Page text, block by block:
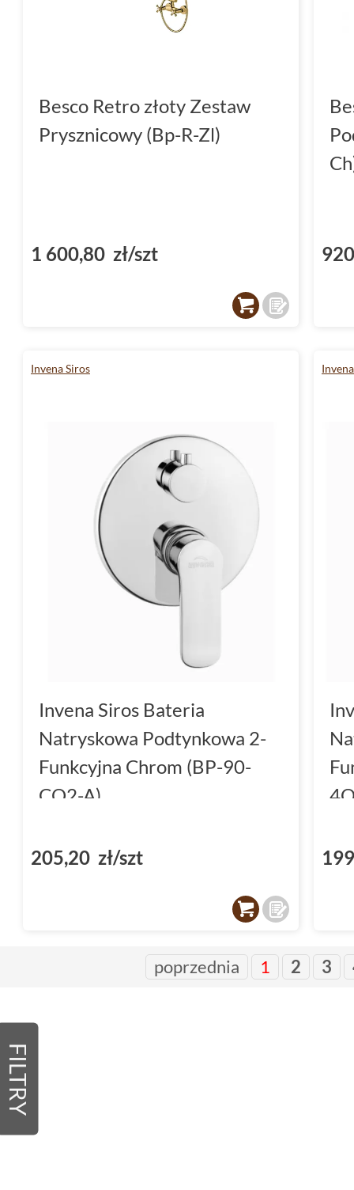
FILTRY
Besco Retro złoty Zestaw
Prysznicowy (Bp-R-Zl)
1 600,80 zł/szt
Invena Siros
Invena Siros Bateria
Natryskowa Podtynkowa 2-
Funkcyjna Chrom (BP-90-
CO2-A)
205,20 zł/szt
poprzednia 1 2 3